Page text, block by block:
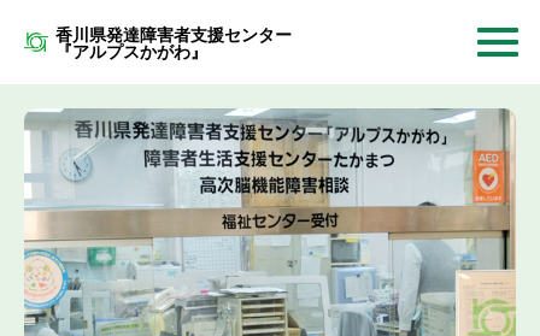
香川県発達障害者支援センター
『アルプスかがわ』